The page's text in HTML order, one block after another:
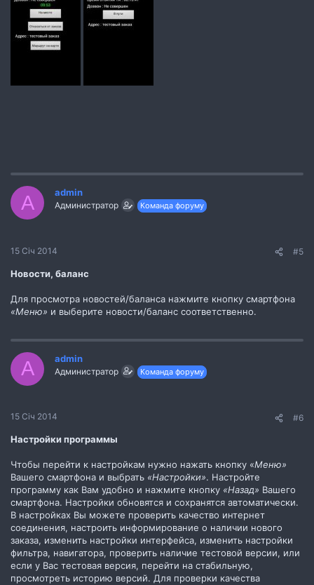
A admin
Администратор Команда форуму
15 Січ 2014 #5
Новости, баланс
Для просмотра новостей/баланса нажмите кнопку смартфона
«Меню» и выберите новости/баланс соответственно.
A admin
Администратор Команда форуму
15 Січ 2014 #6
Настройки программы
Чтобы перейти к настройкам нужно нажать кнопку «Меню»
Вашего смартфона и выбрать «Настройки». Настройте
программу как Вам удобно и нажмите кнопку «Назад» Вашего
смартфона. Настройки обновятся и сохранятся автоматически.
В настройках Вы можете проверить качество интернет
соединения, настроить информирование о наличии нового
заказа, изменить настройки интерфейса, изменить настройки
фильтра, навигатора, проверить наличие тестовой версии, или
если у Вас тестовая версия, перейти на стабильную,
просмотреть историю версий. Для проверки качества